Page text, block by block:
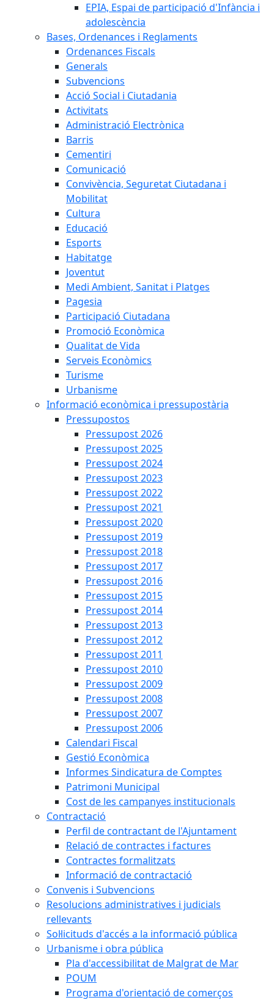
EPIA, Espai de participació d'Infància i
adolescència
Bases, Ordenances i Reglaments
Ordenances Fiscals
Generals
Subvencions
Acció Social i Ciutadania
Activitats
Administració Electrònica
Barris
Cementiri
Comunicació
Convivència, Seguretat Ciutadana i
Mobilitat
Cultura
Educació
Esports
Habitatge
Joventut
Medi Ambient, Sanitat i Platges
Pagesia
Participació Ciutadana
Promoció Econòmica
Qualitat de Vida
Serveis Econòmics
Turisme
Urbanisme
Informació econòmica i pressupostària
Pressupostos
Pressupost 2026
Pressupost 2025
Pressupost 2024
Pressupost 2023
Pressupost 2022
Pressupost 2021
Pressupost 2020
Pressupost 2019
Pressupost 2018
Pressupost 2017
Pressupost 2016
Pressupost 2015
Pressupost 2014
Pressupost 2013
Pressupost 2012
Pressupost 2011
Pressupost 2010
Pressupost 2009
Pressupost 2008
Pressupost 2007
Pressupost 2006
Calendari Fiscal
Gestió Econòmica
Informes Sindicatura de Comptes
Patrimoni Municipal
Cost de les campanyes institucionals
Contractació
Perfil de contractant de l'Ajuntament
Relació de contractes i factures
Contractes formalitzats
Informació de contractació
Convenis i Subvencions
Resolucions administratives i judicials
rellevants
Sol·licituds d'accés a la informació pública
Urbanisme i obra pública
Pla d'accessibilitat de Malgrat de Mar
POUM
Programa d'orientació de comerços